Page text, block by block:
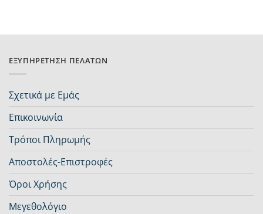
ΕΞΥΠΗΡΈΤΗΣΗ ΠΕΛΑΤΏΝ
Σχετικά με Εμάς
Επικοινωνία
Τρόποι Πληρωμής
Αποστολές-Επιστροφές
Όροι Χρήσης
Μεγεθολόγιο